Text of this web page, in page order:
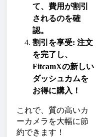
て、費用が割引
されるのを確
認。
割引を享受: 注文
を完了し、
FitcamXの新しい
ダッシュカムを
お得に購入！
これで、質の高いカ
ーカメラを大幅に節
約できます！